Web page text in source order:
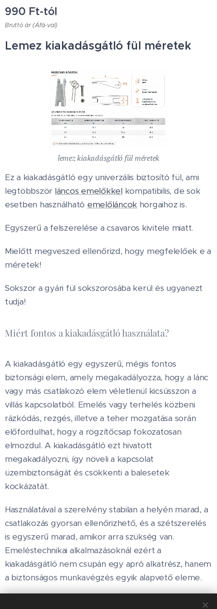
990 Ft-tól
Bruttó ár (Áfá-val)
Lemez kiakadásgátló fül méretek
lemez kiakadásgátló fül méretek
Ez a kiakadásgátló egy univerzális biztosító fül, ami
legtöbbször láncos emelőkkel kompatibilis, de sok
esetben használható emelőláncok horgaihoz is.
Egyszerű a felszerelése a csavaros kivitele miatt.
Mielőtt megveszed ellenőrizd, hogy megfelelőek e a
méretek!
Sokszor a gyári fül sokszorosába kerül és ugyanezt
tudja!
Miért fontos a kiakadásgátló használata?
A kiakadásgátló egy egyszerű, mégis fontos
biztonsági elem, amely megakadályozza, hogy a lánc
vagy más csatlakozó elem véletlenül kicsússzon a
villás kapcsolatból. Emelés vagy terhelés közbeni
rázkódás, rezgés, illetve a teher mozgatása során
előfordulhat, hogy a rögzítőcsap fokozatosan
elmozdul. A kiakadásgátló ezt hivatott
megakadályozni, így növeli a kapcsolat
üzembiztonságát és csökkenti a balesetek
kockázatát.
Használatával a szerelvény stabilan a helyén marad, a
csatlakozás gyorsan ellenőrizhető, és a szétszerelés
is egyszerű marad, amikor arra szükség van.
Emeléstechnikai alkalmazásoknál ezért a
kiakadásgátló nem csupán egy apró alkatrész, hanem
a biztonságos munkavégzés egyik alapvető eleme.